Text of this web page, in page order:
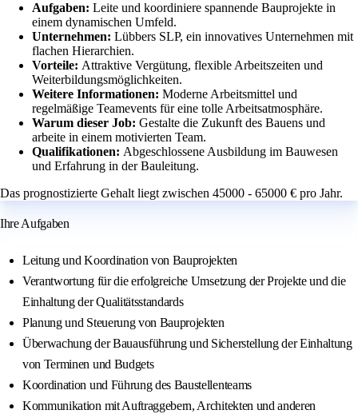
Aufgaben: Leite und koordiniere spannende Bauprojekte in
einem dynamischen Umfeld.
Unternehmen: Lübbers SLP, ein innovatives Unternehmen mit
flachen Hierarchien.
Vorteile: Attraktive Vergütung, flexible Arbeitszeiten und
Weiterbildungsmöglichkeiten.
Weitere Informationen: Moderne Arbeitsmittel und
regelmäßige Teamevents für eine tolle Arbeitsatmosphäre.
Warum dieser Job: Gestalte die Zukunft des Bauens und
arbeite in einem motivierten Team.
Qualifikationen: Abgeschlossene Ausbildung im Bauwesen
und Erfahrung in der Bauleitung.
Das prognostizierte Gehalt liegt zwischen 45000 - 65000 € pro Jahr.
Ihre Aufgaben
Leitung und Koordination von Bauprojekten
Verantwortung für die erfolgreiche Umsetzung der Projekte und die
Einhaltung der Qualitätsstandards
Planung und Steuerung von Bauprojekten
Überwachung der Bauausführung und Sicherstellung der Einhaltung
von Terminen und Budgets
Koordination und Führung des Baustellenteams
Kommunikation mit Auftraggebern, Architekten und anderen